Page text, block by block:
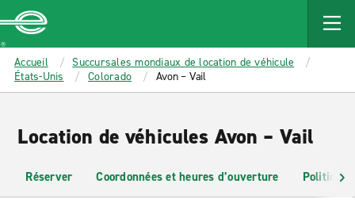
MAIN
CONTENT
Enterprise
Accueil
Succursales mondiaux de location de véhicule
États-Unis
Colorado Avon – Vail
Location de véhicules Avon – Vail
Réserver Coordonnées et heures d’ouverture Politiques